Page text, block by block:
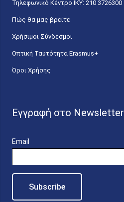
Τηλεφωνικό Κέντρο IKY: 210 3726300
Πώς θα μας βρείτε
Χρήσιμοι Σύνδεσμοι
Οπτική Ταυτότητα Erasmus+
Όροι Χρήσης
Εγγραφή στο Newsletter
Email